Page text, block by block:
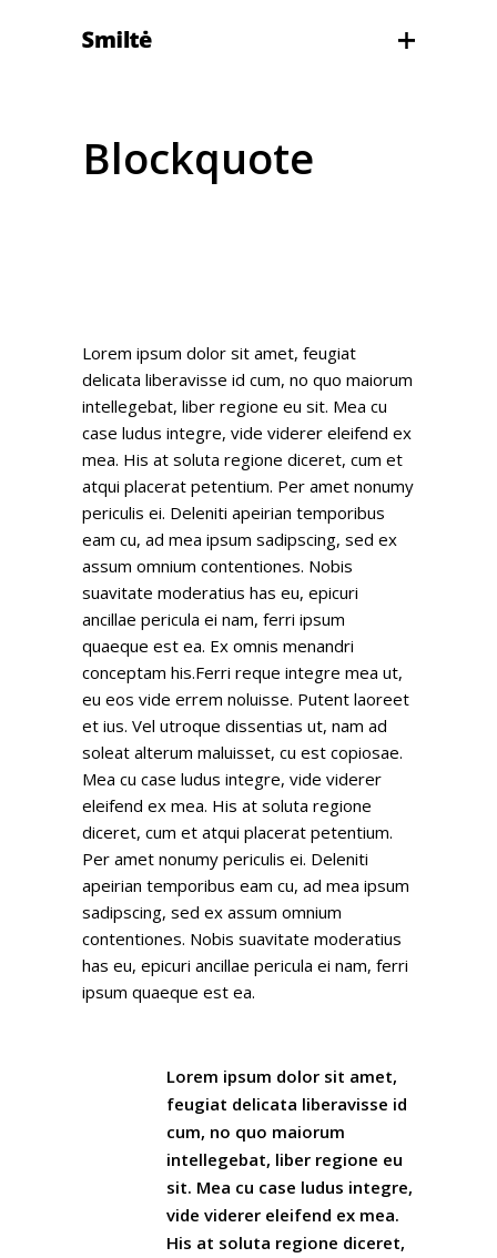
Blockquote
Lorem ipsum dolor sit amet, feugiat
delicata liberavisse id cum, no quo maiorum
intellegebat, liber regione eu sit. Mea cu
case ludus integre, vide viderer eleifend ex
mea. His at soluta regione diceret, cum et
atqui placerat petentium. Per amet nonumy
periculis ei. Deleniti apeirian temporibus
eam cu, ad mea ipsum sadipscing, sed ex
assum omnium contentiones. Nobis
suavitate moderatius has eu, epicuri
ancillae pericula ei nam, ferri ipsum
quaeque est ea. Ex omnis menandri
conceptam his.Ferri reque integre mea ut,
eu eos vide errem noluisse. Putent laoreet
et ius. Vel utroque dissentias ut, nam ad
soleat alterum maluisset, cu est copiosae.
Mea cu case ludus integre, vide viderer
eleifend ex mea. His at soluta regione
diceret, cum et atqui placerat petentium.
Per amet nonumy periculis ei. Deleniti
apeirian temporibus eam cu, ad mea ipsum
sadipscing, sed ex assum omnium
contentiones. Nobis suavitate moderatius
has eu, epicuri ancillae pericula ei nam, ferri
ipsum quaeque est ea.
Lorem ipsum dolor sit amet,
feugiat delicata liberavisse id
cum, no quo maiorum
intellegebat, liber regione eu
sit. Mea cu case ludus integre,
vide viderer eleifend ex mea.
His at soluta regione diceret,